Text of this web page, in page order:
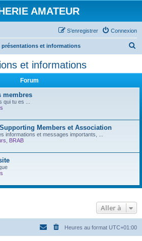
AMATEUR
Connexion
S’enregistrer
présentations et informations
r
et informations
Forum
membres
tu es ...
Members et Association
informations et messages importants, ...
BRAB
Aller à
Heures au format UTC+01:00